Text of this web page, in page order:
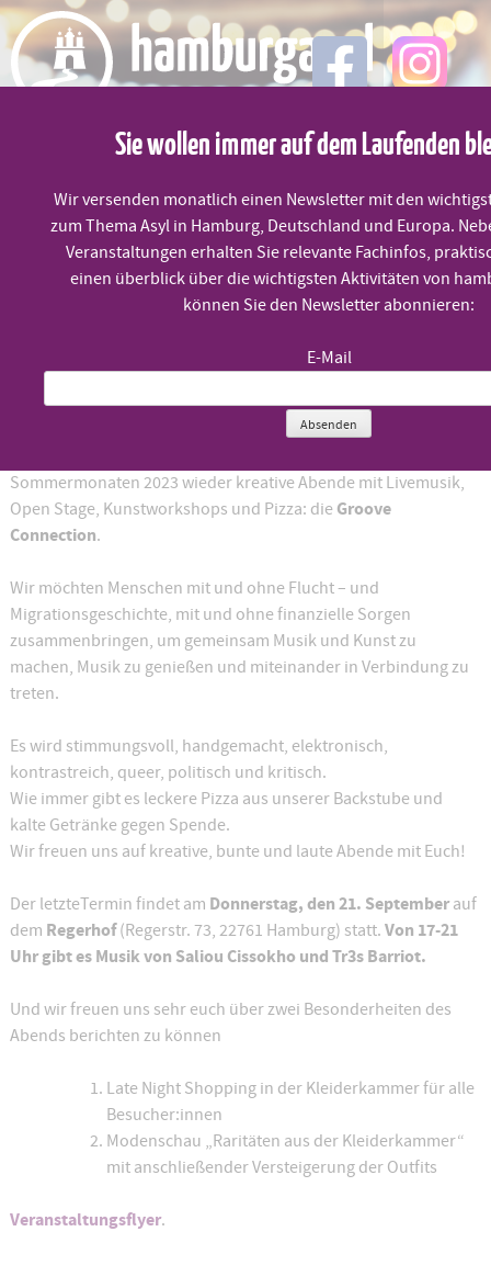
Skip
content
MENÜ
Groove Connection Regerhof
Open-Air Kultur – und Begegnungsabende
Die Flüchtlingshilfe der Luthergemeinde in Bahrenfeld, ansässig
Sommermonaten 2023 wieder kreative Abende mit Livemusik,
Open Stage, Kunstworkshops und Pizza: die Groove
Connection.
Wir möchten Menschen mit und ohne Flucht – und
Migrationsgeschichte, mit und ohne finanzielle Sorgen
zusammenbringen, um gemeinsam Musik und Kunst zu
machen, Musik zu genießen und miteinander in Verbindung zu
treten.
Es wird stimmungsvoll, handgemacht, elektronisch,
kontrastreich, queer, politisch und kritisch.
Wie immer gibt es leckere Pizza aus unserer Backstube und
kalte Getränke gegen Spende.
Wir freuen uns auf kreative, bunte und laute Abende mit Euch!
Der letzteTermin findet am Donnerstag, den 21. Septemberauf
dem Regerhof(Regerstr. 73, 22761 Hamburg) statt. Von 17-21
Uhr gibt es Musik von Saliou Cissokho und Tr3s Barriot.
Und wir freuen uns sehr euch über zwei Besonderheiten des
Abends berichten zu können
Late Night Shopping in der Kleiderkammer für alle
Besucher:innen
Modenschau „Raritäten aus der Kleiderkammer“
mit anschließender Versteigerung der Outfits
Veranstaltungsflyer.
Sie wollen immer auf dem Laufenden
Wir versenden monatlich einen Newsletter mit den
zum Thema Asyl in Hamburg, Deutschland und Europa.
Veranstaltungen erhalten Sie relevante Fachinfos,
einen überblick über die wichtigsten Aktivitäten von
können Sie den Newsletter abonnieren:
E-Mail
Absenden